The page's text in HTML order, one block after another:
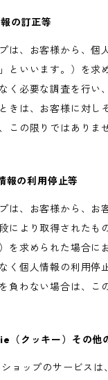
の訂正等
は、お客様から、個
」といいます。）を
く必要な調査を行い
きは、お客様に対し
この限りではありま
報の利用停止等
は、お客様から、お
により取得されたも
を求められた場合に
く個人情報の利用停
負わない場合は、こ
（クッキー）その他
ショップのサービス